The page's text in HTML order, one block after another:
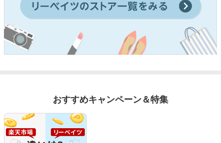
おすすめキャンペーン＆特集